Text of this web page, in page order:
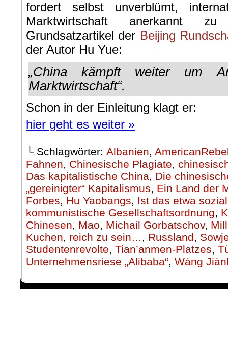
„China kämpft weiter um
Marktwirtschaft“.
Schon in der Einleitung klagt er:
hier geht es weiter »
└ Schlagwörter:Albanien,
Fahnen ,Chinesische Plagiate,
Das kapitalistische China
„gereinigter“ Kapitalismus
Forbes
kommunistische Gesellschaftsordnung,
Chinesen,Mao,Michail Gorbatschov,
Kuchen,reich zu sein…,Russland,
Studentenrevolte,Tian’anmen-Platzes,
Unternehmensriese „Alibaba“,Wáng